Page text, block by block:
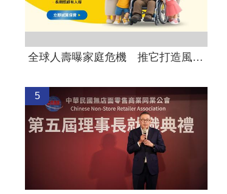
全球人壽曝家庭危機 推它打造風險防護網
5